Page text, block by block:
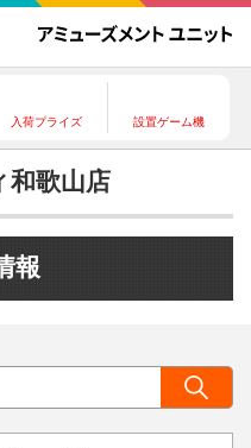
入荷プライズ 設置ゲーム機
歌山店
報